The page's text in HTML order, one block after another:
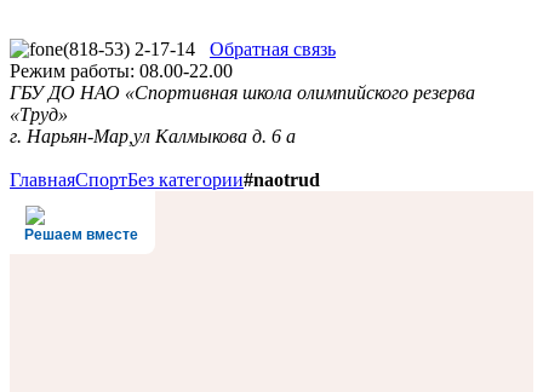
(818-53) 2-17-14 Обратная связь
Режим работы: 08.00-22.00
ГБУ ДО НАО «Спортивная школа олимпийского резерва
«Труд»
г. Нарьян-Мар,ул Калмыкова д. 6 а
ГлавнаяСпортБез категории#naotrud
Решаем вместе